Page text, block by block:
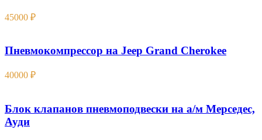
45000 ₽
Пневмокомпрессор на Jeep Grand Cherokee
40000 ₽
Блок клапанов пневмоподвески на а/м Мерседес,
Ауди